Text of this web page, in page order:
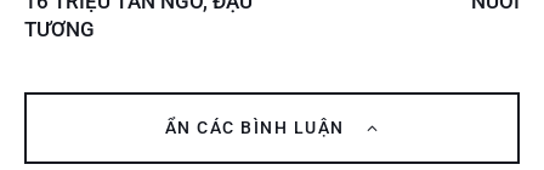
TƯƠNG
ẨN CÁC BÌNH LUẬN